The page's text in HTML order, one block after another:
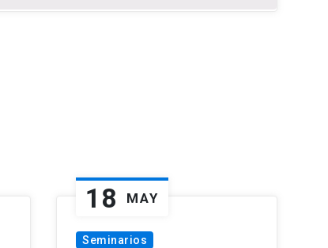
18 MAY
Seminarios